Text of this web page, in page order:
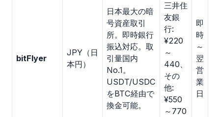
bitFlyer
JPY（日
本円）
日本最大の暗
号資産取引
所。即時銀行
振込対応。取
引量国内
No.1。
USDT/USDC
をBTC経由で
換金可能。
三井住
友銀
行:
¥220
～
440、
その
他:
¥550
～770
即
時
～
翌
営
業
日